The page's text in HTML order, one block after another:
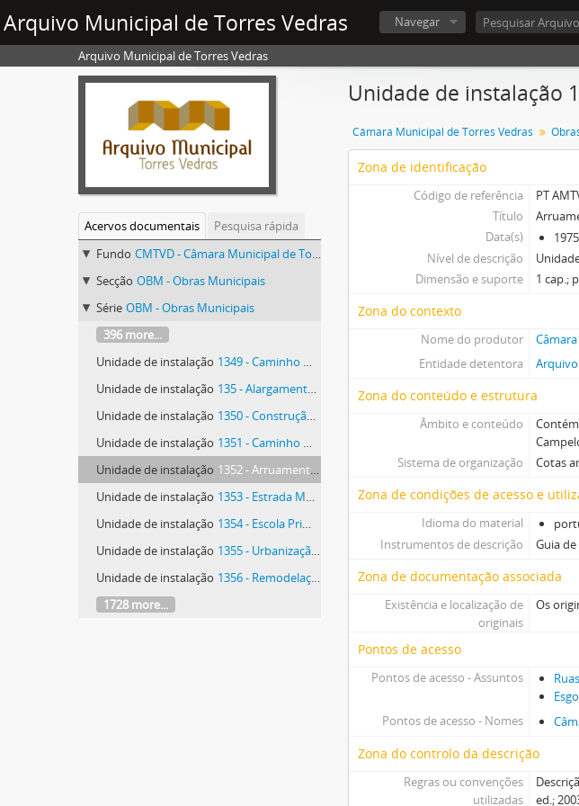
Arquivo Municipal de Torres Vedras Navegar
Arquivo Municipal de Torres Vedras
Acervos documentais
Pesquisa rápida
Fundo CMTVD - Câmara Municipal de Torres Vedras
Secção OBM - Obras Municipais
Série OBM - Obras Municipais
396 more...
Unidade de instalação 1349 - Caminho Municipal 1065 - da Estrada Municipal 555 a Cova da Moura, na freguesia da Ventosa
Unidade de instalação 135 - Alargamento da Estrada Municipal dentro do lugar de A dos Cunhados
Unidade de instalação 1350 - Construção de Polidesportivo Descoberto da Escola Primária de A dos Cunhados
Unidade de instalação 1351 - Caminho Municipal 1092 - da Mesquita, na freguesia de Dois Portos, à Cadriceira, na freguesia do Turcifal
Unidade de instalação 1352 - Arruamentos e Saneamento em Campelos
Unidade de instalação 1353 - Estrada Municipal 575 - variante de Matacães
Unidade de instalação 1354 - Escola Primária de Bordinheira, na freguesia de Ventosa
Unidade de instalação 1355 - Urbanização de Torres Vedras - Vale Terminus
Unidade de instalação 1356 - Remodelação Rodoviária no Bairro Arenes
1728 more...
Unidade de instalação
Câmara Municipal de Torres Vedras
Zona de identificação
Código de referência
PT
Título
Data(s)
Nível de descrição
Dimensão e suporte
1 cap.;
Zona do contexto
Nome do produtor
Entidade detentora
Zona do conteúdo e estrutura
Âmbito e conteúdo
Sistema de organização
Cotas
Zona de condições de acesso e
Idioma do material
Instrumentos de descrição
Guia
Zona de documentação associada
Existência e localização de
originais
Os
Pontos de acesso
Pontos de acesso - Assuntos
Ruas
Pontos de acesso - Nomes
Zona do controlo da descrição
Regras ou convenções
utilizadas
ed.;